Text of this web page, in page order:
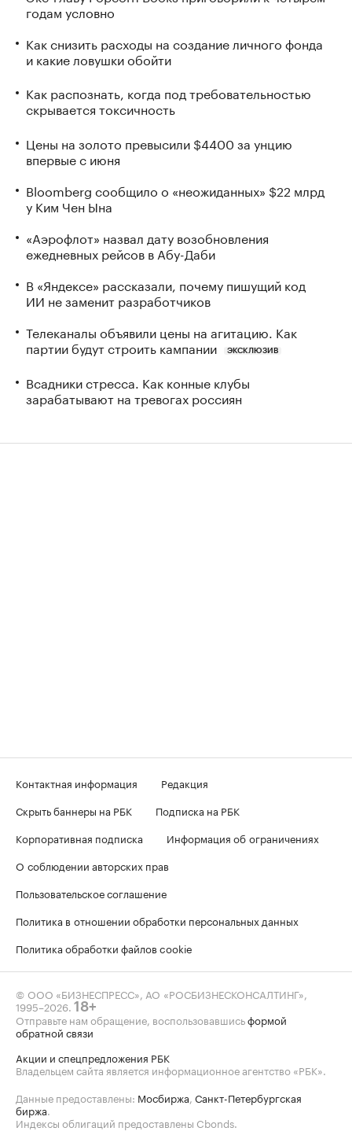
годам условно
Как снизить расходы на создание личного фонда
и какие ловушки обойти
Как распознать, когда под требовательностью
скрывается токсичность
Цены на золото превысили $4400 за унцию
впервые с июня
Bloomberg сообщило о «неожиданных» $22 млрд
у Ким Чен Ына
«Аэрофлот» назвал дату возобновления
ежедневных рейсов в Абу-Даби
В «Яндексе» рассказали, почему пишущий код
ИИ не заменит разработчиков
Телеканалы объявили цены на агитацию. Как
партии будут строить кампании
ЭКСКЛЮЗИВ
Всадники стресса. Как конные клубы
зарабатывают на тревогах россиян
Контактная информация
Редакция
Скрыть баннеры на РБК
Подписка на РБК
Корпоративная подписка
Информация об ограничениях
О соблюдении авторских прав
Пользовательское соглашение
Политика в отношении обработки персональных данных
Политика обработки файлов cookie
© ООО «БИЗНЕСПРЕСС», АО «РОСБИЗНЕСКОНСАЛТИНГ»,
1995–2026 18+
Отправьте нам обращение, воспользовавшисьформой
обратной связи
Акции и спецпредложения РБК
Владельцем сайта является информационное агентство «РБК».
Данные предоставлены: Мосбиржа Санкт-Петербургская
биржа
Индексы облигаций предоставлены Cbonds.